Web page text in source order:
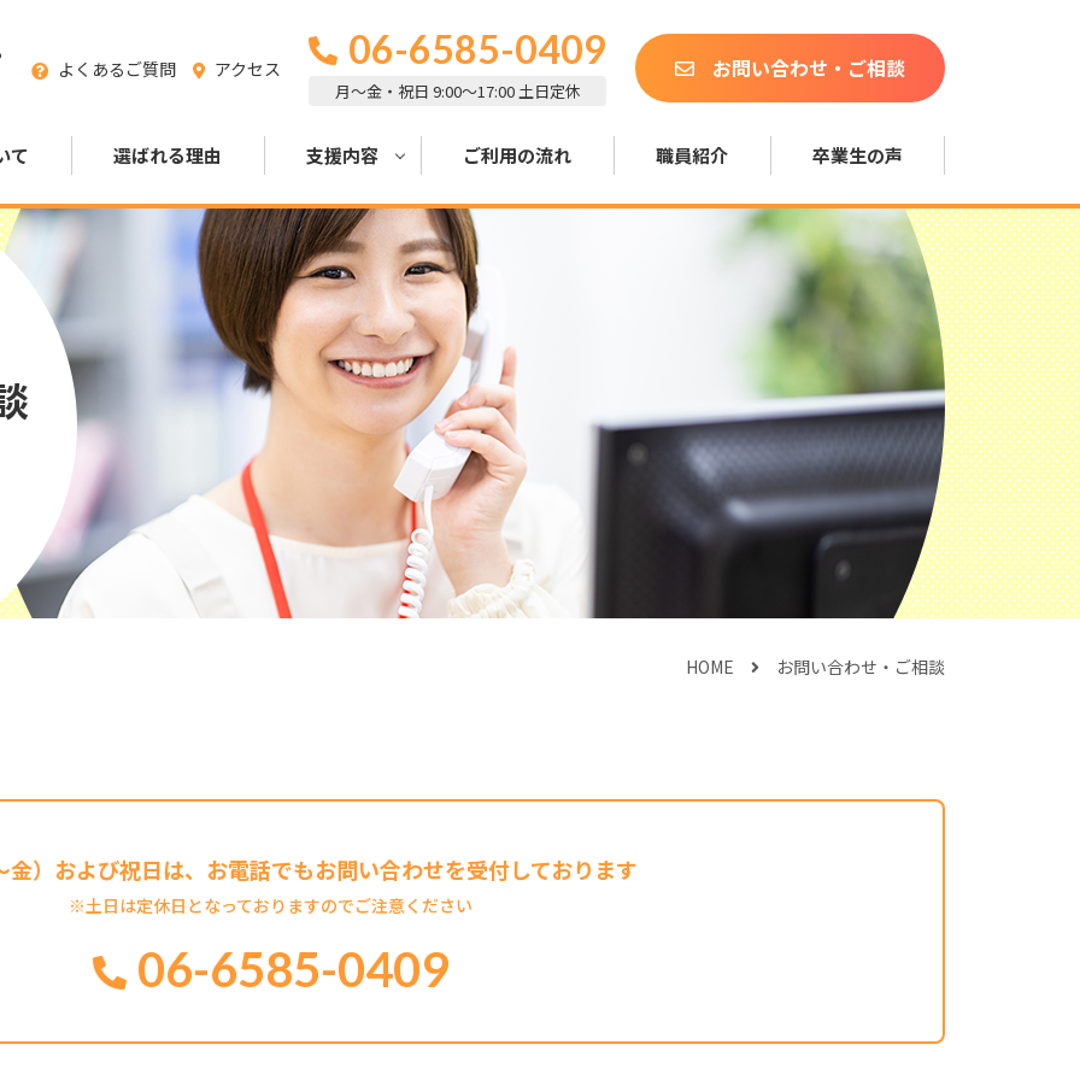
よくあるご質問 アクセス 06-6585-0409
月～金・祝日 9:00～17:00 土日定休
お問い合わせ・ご相談
て 選ばれる理由 支援内容 ご利用の流れ 職員紹介 卒業生の声
HOME お問い合わせ・ご相談
金）および祝日は、お電話でもお問い合わせを受付しております
※土日は定休日となっておりますのでご注意ください
06-6585-0409